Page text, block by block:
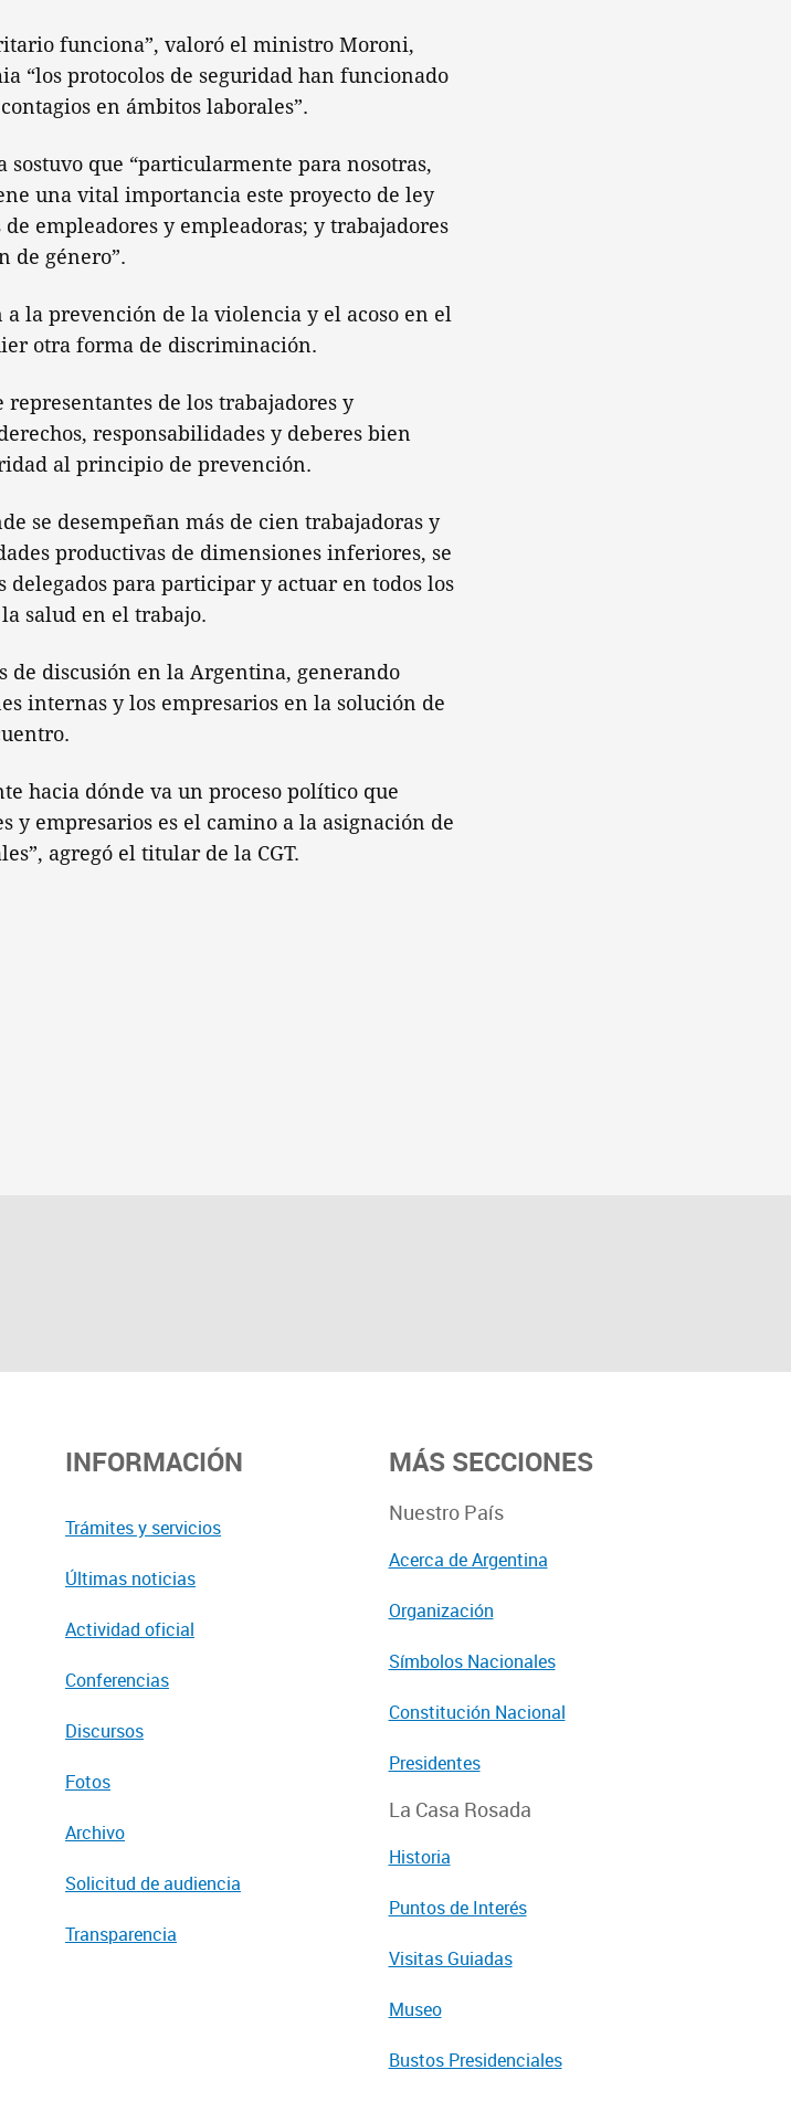
funciona”, valoró el ministro Moroni,
“los protocolos de seguridad han funcionado
en ámbitos laborales”.
que “particularmente para nosotras,
una vital importancia este proyecto de ley
empleadores y empleadoras; y trabajadores
de género”.
la prevención de la violencia y el acoso en el
otra forma de discriminación.
de los trabajadores y
responsabilidades y deberes bien
al principio de prevención.
se desempeñan más de cien trabajadoras y
productivas de dimensiones inferiores, se
delegados para participar y actuar en todos los
salud en el trabajo.
de discusión en la Argentina, generando
internas y los empresarios en la solución de
hacia dónde va un proceso político que
y empresarios es el camino a la asignación de
agregó el titular de la CGT.
INFORMACIÓN
Trámites y servicios
Últimas noticias
Actividad oficial
Conferencias
Discursos
Fotos
Archivo
Solicitud de audiencia
Transparencia
MÁS SECCIONES
Nuestro País
Acerca de Argentina
Organización
Símbolos Nacionales
Constitución Nacional
Presidentes
La Casa Rosada
Historia
Puntos de Interés
Visitas Guiadas
Museo
Bustos Presidenciales